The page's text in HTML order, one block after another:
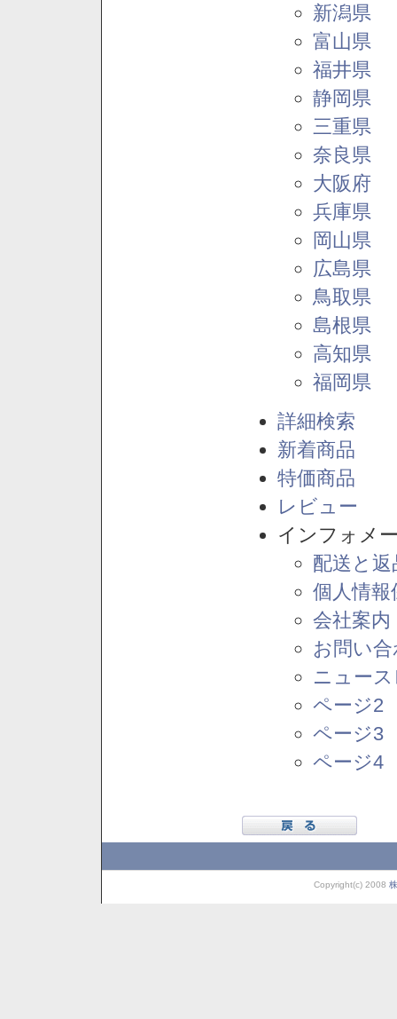
新潟県
富山県
福井県
静岡県
三重県
奈良県
大阪府
兵庫県
岡山県
広島県
鳥取県
島根県
高知県
福岡県
詳細検索
新着商品
特価商品
レビュー
インフォメ
配送と
個人情報
会社案内
お問い
ニュー
ページ2
ページ3
ページ4
Copyright(c) 2008